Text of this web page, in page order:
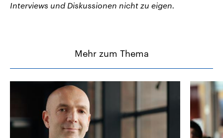
Interviews und Diskussionen nicht zu eigen.
Mehr zum Thema